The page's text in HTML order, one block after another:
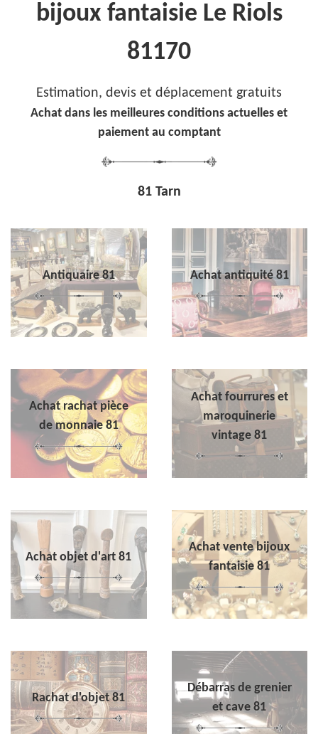
bijoux fantaisie Le Riols
81170
Estimation, devis et déplacement gratuits
Achat dans les meilleures conditions actuelles et
paiement au comptant
81 Tarn
Antiquaire 81 Achat antiquité 81
Achat rachat pièce
de monnaie 81
Achat fourrures et
maroquinerie
vintage 81
Achat objet d'art 81
Achat vente bijoux
fantaisie 81
Rachat d'objet 81
Débarras de grenier
et cave 81